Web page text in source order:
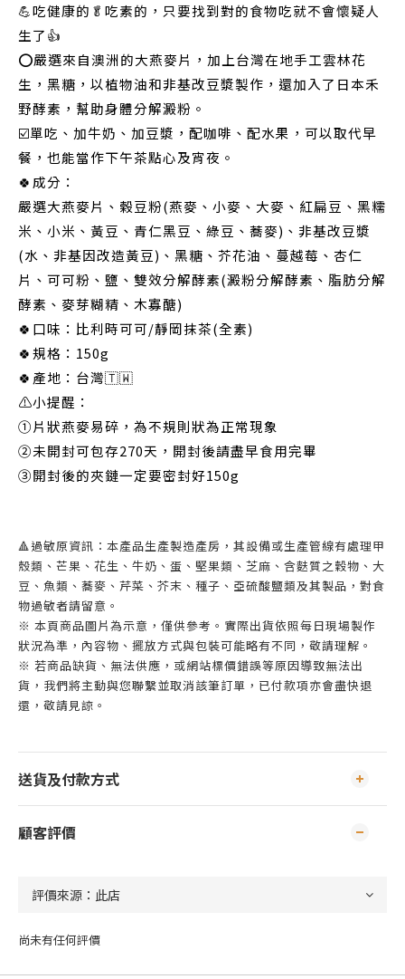
💪吃健康的🥬吃素的，只要找到對的食物吃就不會懷疑人
生了👍
⭕嚴選來自澳洲的大燕麥片，加上台灣在地手工雲林花
生，黑糖，以植物油和非基改豆漿製作，還加入了日本禾
野酵素，幫助身體分解澱粉。
☑️單吃、加牛奶、加豆漿，配咖啡、配水果，可以取代早
餐，也能當作下午茶點心及宵夜。
🍀成分：
嚴選大燕麥片、榖豆粉(燕麥、小麥、大麥、紅扁豆、黑糯
米、小米、黃豆、青仁黑豆、綠豆、蕎麥)、非基改豆漿
(水、非基因改造黃豆)、黑糖、芥花油、蔓越莓、杏仁
片、可可粉、鹽、雙效分解酵素(澱粉分解酵素、脂肪分解
酵素、麥芽糊精、木寡醣)
🍀口味：比利時可可/靜岡抹茶(全素)
🍀規格：150g
🍀產地：台灣🇹🇼
⚠️小提醒：
①片狀燕麥易碎，為不規則狀為正常現象
②未開封可包存270天，開封後請盡早食用完畢
③開封後的夾鏈一定要密封好150g
🔺過敏原資訊：本產品生產製造產房，其設備或生產管線有處理甲
殼類、芒果、花生、牛奶、蛋、堅果類、芝麻、含麩質之穀物、大
豆、魚類、蕎麥、芹菜、芥末、種子、亞硫酸鹽類及其製品，對食
物過敏者請留意。
※ 本頁商品圖片為示意，僅供參考。實際出貨依照每日現場製作
狀況為準，內容物、擺放方式與包裝可能略有不同，敬請理解。
※ 若商品缺貨、無法供應，或網站標價錯誤等原因導致無法出
貨，我們將主動與您聯繫並取消該筆訂單，已付款項亦會盡快退
還，敬請見諒。
送貨及付款方式
顧客評價
尚未有任何評價